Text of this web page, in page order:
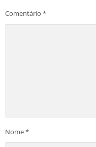
Comentário *
Nome*